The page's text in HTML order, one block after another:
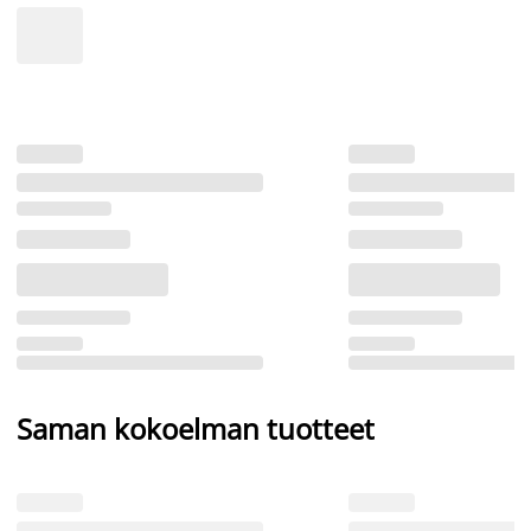
Saman kokoelman tuotteet